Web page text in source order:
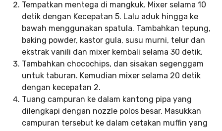
Tempatkan mentega di mangkuk. Mixer selama 10
detik dengan Kecepatan 5. Lalu aduk hingga ke
bawah menggunakan spatula. Tambahkan tepung,
baking powder, kastor gula, susu murni, telur dan
ekstrak vanili dan mixer kembali selama 30 detik.
Tambahkan chocochips, dan sisakan segenggam
untuk taburan. Kemudian mixer selama 20 detik
dengan kecepatan 2.
Tuang campuran ke dalam kantong pipa yang
dilengkapi dengan nozzle polos besar. Masukkan
campuran tersebut ke dalam cetakan muffin yang